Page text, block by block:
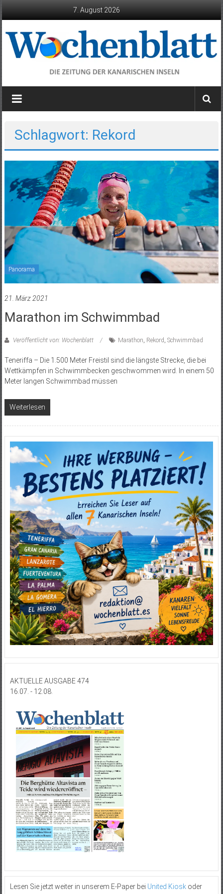
7. August 2026
Wochenblatt
die
Kanarischen
Inseln
Schlagwort: Rekord
Panorama
21. März 2021
Marathon im Schwimmbad
Veröffentlicht von: Wochenblatt Marathon Rekord Schwimmbad
Teneriffa – Die 1.500 Meter Freistil sind die längste Strecke, die bei
Wettkämpfen in Schwimmbecken geschwommen wird. In einem 50
Meter langen Schwimmbad müssen
Weiterlesen
AKTUELLE AUSGABE 474
16.07. - 12.08.
Lesen Sie jetzt weiter in unserem E-Paper bei United Kioskoder